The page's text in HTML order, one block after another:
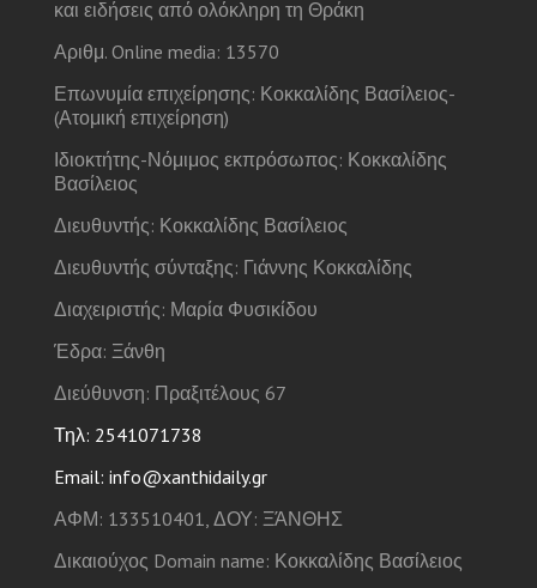
και ειδήσεις από ολόκληρη τη Θράκη
Αριθμ. Online media: 13570
Επωνυμία επιχείρησης: Κοκκαλίδης Βασίλειος-
(Ατομική επιχείρηση)
Ιδιοκτήτης-Νόμιμος εκπρόσωπος: Κοκκαλίδης
Βασίλειος
Διευθυντής: Κοκκαλίδης Βασίλειος
Διευθυντής σύνταξης: Γιάννης Κοκκαλίδης
Διαχειριστής: Μαρία Φυσικίδου
Έδρα: Ξάνθη
Διεύθυνση: Πραξιτέλους 67
Τηλ: 2541071738
Email: info@xanthidaily.gr
ΑΦΜ: 133510401, ΔΟΥ: ΞΆΝΘΗΣ
Δικαιούχος Domain name: Κοκκαλίδης Βασίλειος